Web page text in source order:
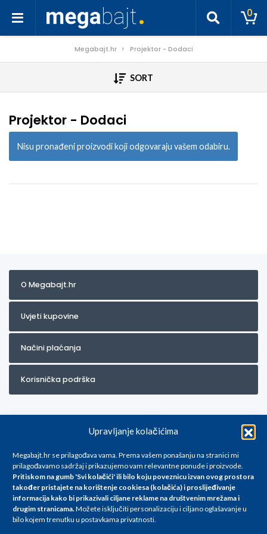
Upravljanje kolačićima
Megabajt.hr se prilagođava vama. Prema vašem ponašanju na stranici mi
prilagođavamo sadržaj i prikazujemo vam relevantne ponude i proizvode.
Pritiskom na gumb 'Svi kolačići' ili bilo koju poveznicu izvan ovog prostora
također pristajete na korištenje cookiesa (kolačića) i proslijeđivanje
informacija kako bi prikazivali ciljane reklame na društvenim mrežama i
drugim stranicama.Možete isključiti personalizaciju i ciljano oglašavanje u
bilo kojem trenutku u postavkama privatnosti.
0
Megabajt.hr Projektor - Dodaci
SORT
Projektor - Dodaci
Nisu pronađeni proizvodi koji odgovaraju vašem odabiru.
O Megabajt.hr
Uvjeti kupovine
Načini plaćanja
Korisnička podrška
Za artikle kojih trenutno nema u ponudi obratite nam se na
info@megabajt.hr. Sve cijene su informativnog karaktera i podložne su
promjenama, a
iskazane su za avansno plaćanje(gotovina) u Eurima i uključuju PDV. Sve